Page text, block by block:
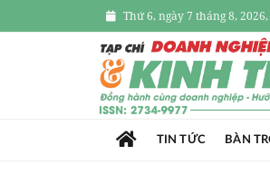
Thứ 6, ngày 7 tháng 8,
TIN TỨC BÀN